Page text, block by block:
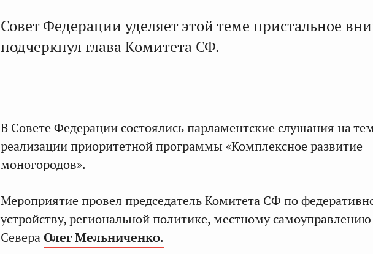
Совет Федерации уделяет этой теме пристальное
подчеркнул глава Комитета СФ.
В Совете Федерации состоялись парламентские слушания на
реализации приоритетной программы «Комплексное развитие
моногородов».
Мероприятие провел председатель Комитета СФ по
устройству, региональной политике, местному
СевераОлег Мельниченко.